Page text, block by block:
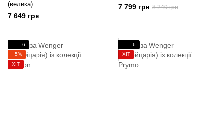
(велика)
7 649 грн
7 799 грн 8 249 грн
6
−5%
ХІТ
6
ХІТ